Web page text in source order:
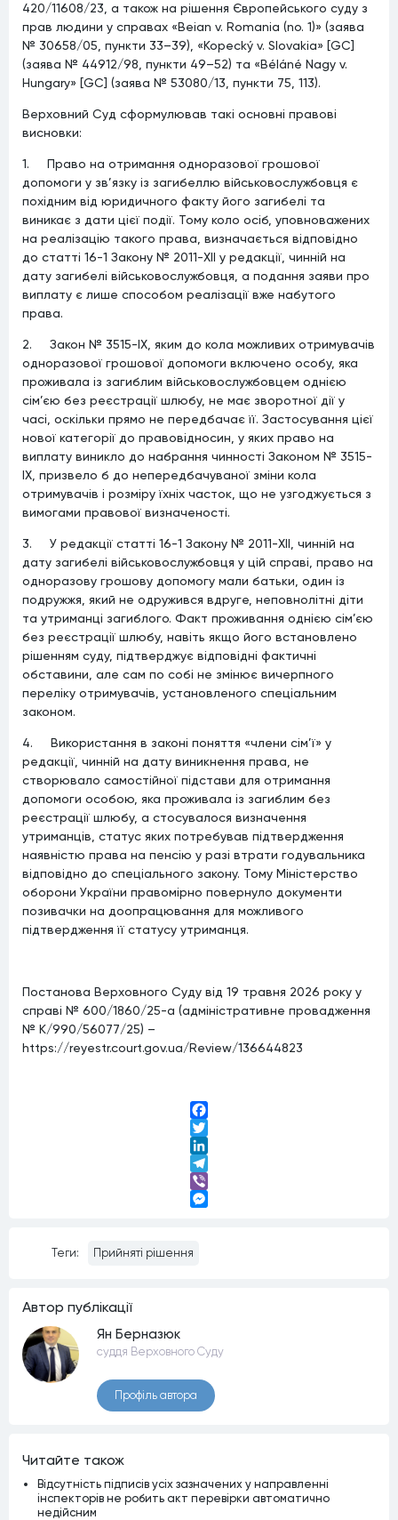
420/11608/23, а також на рішення Європейського суду з
прав людини у справах «Beian v. Romania (no. 1)» (заява
№ 30658/05, пункти 33–39), «Kopecký v. Slovakia» [GC]
(заява № 44912/98, пункти 49–52) та «Béláné Nagy v.
Hungary» [GC] (заява № 53080/13, пункти 75, 113).
Верховний Суд сформулював такі основні правові
висновки:
1. Право на отримання одноразової грошової
допомоги у зв’язку із загибеллю військовослужбовця є
похідним від юридичного факту його загибелі та
виникає з дати цієї події. Тому коло осіб, уповноважених
на реалізацію такого права, визначається відповідно
до статті 16-1 Закону № 2011-XII у редакції, чинній на
дату загибелі військовослужбовця, а подання заяви про
виплату є лише способом реалізації вже набутого
права.
2. Закон № 3515-IX, яким до кола можливих отримувачів
одноразової грошової допомоги включено особу, яка
проживала із загиблим військовослужбовцем однією
сім’єю без реєстрації шлюбу, не має зворотної дії у
часі, оскільки прямо не передбачає її. Застосування цієї
нової категорії до правовідносин, у яких право на
виплату виникло до набрання чинності Законом № 3515-
IX, призвело б до непередбачуваної зміни кола
отримувачів і розміру їхніх часток, що не узгоджується з
вимогами правової визначеності.
3. У редакції статті 16-1 Закону № 2011-XII, чинній на
дату загибелі військовослужбовця у цій справі, право на
одноразову грошову допомогу мали батьки, один із
подружжя, який не одружився вдруге, неповнолітні діти
та утриманці загиблого. Факт проживання однією сім’єю
без реєстрації шлюбу, навіть якщо його встановлено
рішенням суду, підтверджує відповідні фактичні
обставини, але сам по собі не змінює вичерпного
переліку отримувачів, установленого спеціальним
законом.
4. Використання в законі поняття «члени сім’ї» у
редакції, чинній на дату виникнення права, не
створювало самостійної підстави для отримання
допомоги особою, яка проживала із загиблим без
реєстрації шлюбу, а стосувалося визначення
утриманців, статус яких потребував підтвердження
наявністю права на пенсію у разі втрати годувальника
відповідно до спеціального закону. Тому Міністерство
оборони України правомірно повернуло документи
позивачки на доопрацювання для можливого
підтвердження її статусу утриманця.
Постанова Верховного Суду від 19 травня 2026 року у
справі № 600/1860/25-а (адміністративне провадження
№ К/990/56077/25) –
https://reyestr.court.gov.ua/Review/136644823
Facebook
Twitter
LinkedIn
Telegram
Viber
Теги: Прийняті рішення
Автор публiкацiї
Ян Берназюк
суддя Верховного Суду
Профiль автора
Читайте також
Відсутність підписів усіх зазначених у направленні
інспекторів не робить акт перевірки автоматично
недійсним